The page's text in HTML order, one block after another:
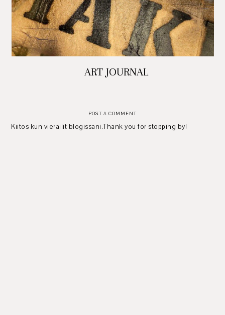
ART JOURNAL
POST A COMMENT
Kiitos kun vierailit blogissani.Thank you for stopping by!